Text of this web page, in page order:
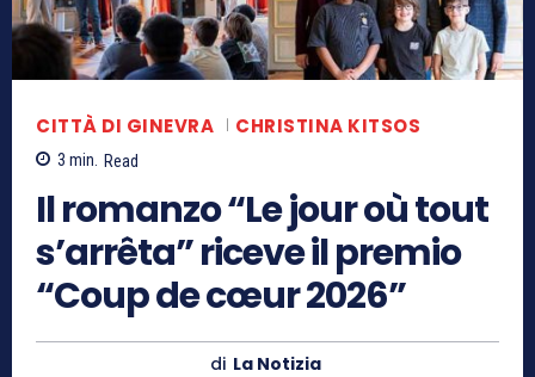
CITTÀ DI GINEVRA CHRISTINA KITSOS
3 min. Read
Il romanzo “Le jour où tout
s’arrêta” riceve il premio
“Coup de cœur 2026”
di La Notizia